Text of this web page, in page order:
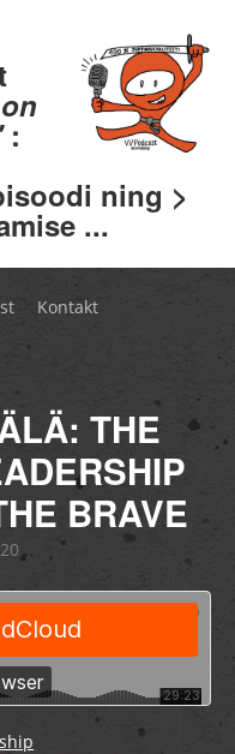
:
ning >
...
Kontakt
THE
BRAVE